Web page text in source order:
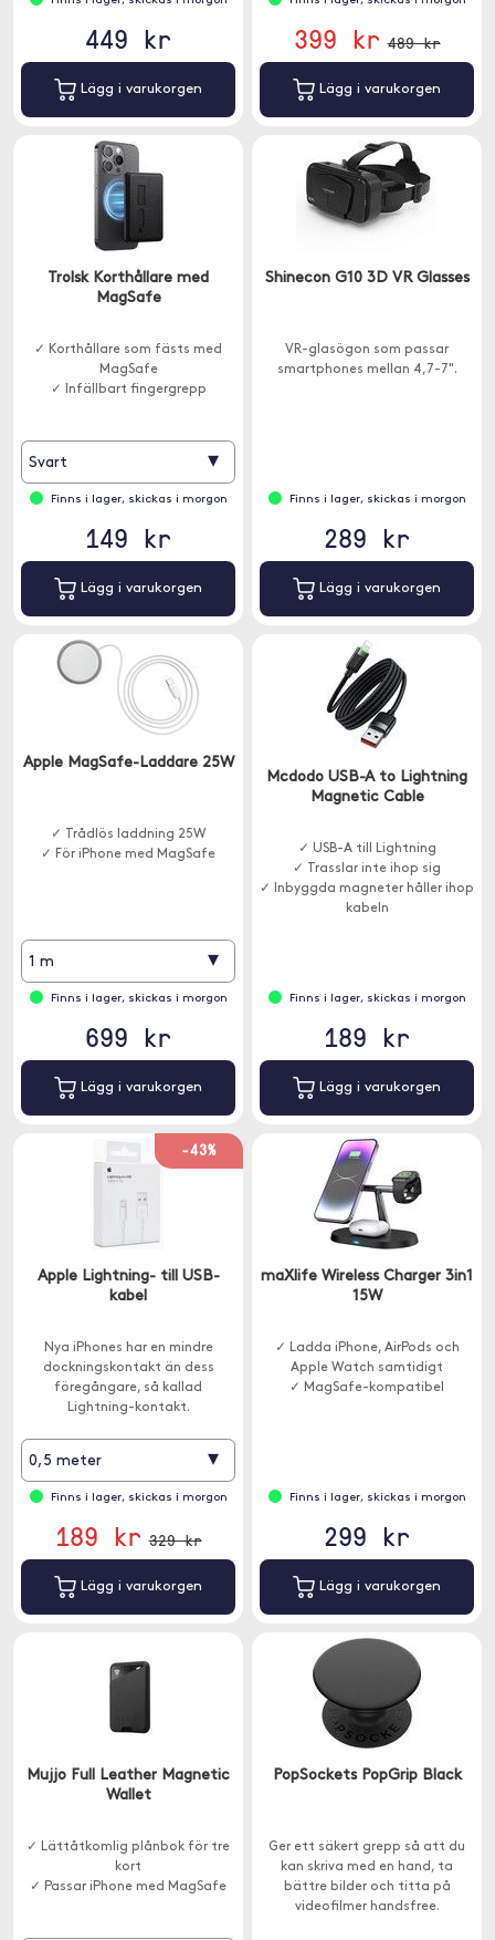
449 kr
Lägg i varukorgen
399 kr 489 kr
Lägg i varukorgen
Trolsk Korthållare med
MagSafe
✓ Korthållare som fästs med
MagSafe
✓ Infällbart fingergrepp
Svart ▾
Finns i lager, skickas i morgon
149 kr
Lägg i varukorgen
Shinecon G10 3D VR Glasses
VR-glasögon som passar
smartphones mellan 4,7-7".
Finns i lager, skickas i morgon
289 kr
Lägg i varukorgen
Apple MagSafe-Laddare 25W
✓ Trådlös laddning 25W
✓ För iPhone med MagSafe
1 m ▾
Finns i lager, skickas i morgon
699 kr
Lägg i varukorgen
Mcdodo USB-A to Lightning
Magnetic Cable
✓ USB-A till Lightning
✓ Trasslar inte ihop sig
✓ Inbyggda magneter håller ihop
kabeln
Finns i lager, skickas i morgon
189 kr
Lägg i varukorgen
-43%
Apple Lightning- till USB-
kabel
Nya iPhones har en mindre
dockningskontakt än dess
föregångare, så kallad
Lightning-kontakt.
0,5 meter ▾
Finns i lager, skickas i morgon
189 kr 329 kr
Lägg i varukorgen
maXlife Wireless Charger 3in1
15W
✓ Ladda iPhone, AirPods och
Apple Watch samtidigt
✓ MagSafe-kompatibel
Finns i lager, skickas i morgon
299 kr
Lägg i varukorgen
Mujjo Full Leather Magnetic
Wallet
✓ Lättåtkomlig plånbok för tre
kort
✓ Passar iPhone med MagSafe
PopSockets PopGrip Black
Ger ett säkert grepp så att du
kan skriva med en hand, ta
bättre bilder och titta på
videofilmer handsfree.